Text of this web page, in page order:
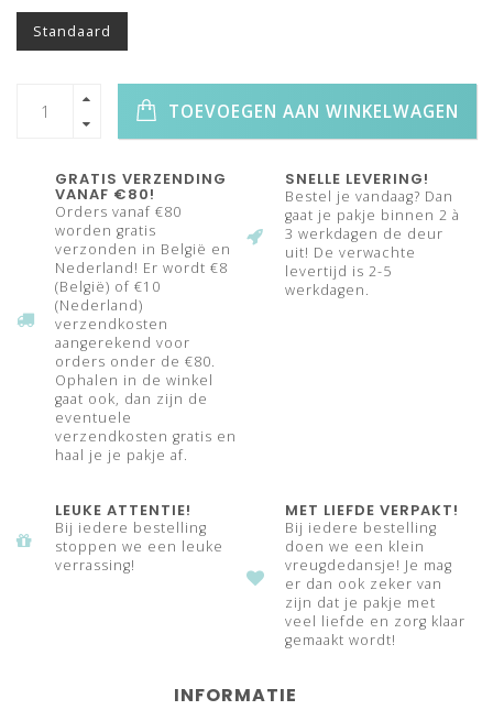
Standaard
TOEVOEGEN AAN WINKELWAGEN
GRATIS VERZENDING
VANAF €80!
Orders vanaf €80
worden gratis
verzonden in België en
Nederland! Er wordt €8
(België) of €10
(Nederland)
verzendkosten
aangerekend voor
orders onder de €80.
Ophalen in de winkel
gaat ook, dan zijn de
eventuele
verzendkosten gratis en
haal je je pakje af.
SNELLE LEVERING!
Bestel je vandaag? Dan
gaat je pakje binnen 2 à
3 werkdagen de deur
uit! De verwachte
levertijd is 2-5
werkdagen.
LEUKE ATTENTIE!
Bij iedere bestelling
stoppen we een leuke
verrassing!
MET LIEFDE VERPAKT!
Bij iedere bestelling
doen we een klein
vreugdedansje! Je mag
er dan ook zeker van
zijn dat je pakje met
veel liefde en zorg klaar
gemaakt wordt!
INFORMATIE